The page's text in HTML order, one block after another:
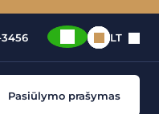
3456 LT
Pasiūlymo prašymas